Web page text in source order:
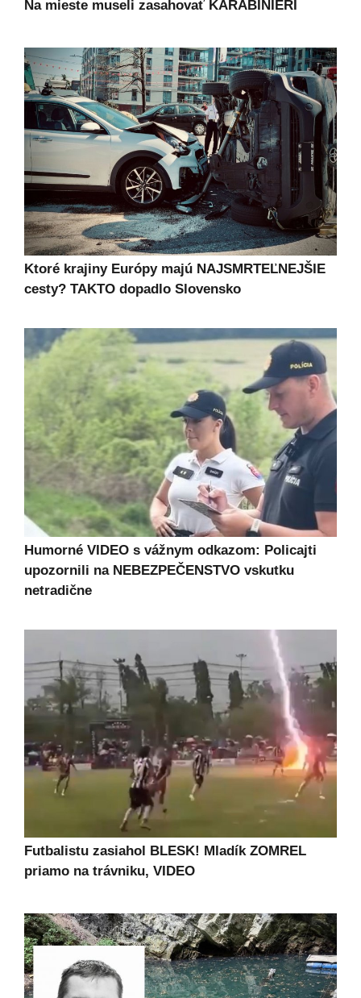
Na mieste museli zasahovať KARABINIERI
Ktoré krajiny Európy majú NAJSMRTEĽNEJŠIE
cesty? TAKTO dopadlo Slovensko
Humorné VIDEO s vážnym odkazom: Policajti
upozornili na NEBEZPEČENSTVO vskutku
netradične
Futbalistu zasiahol BLESK! Mladík ZOMREL
priamo na trávniku, VIDEO